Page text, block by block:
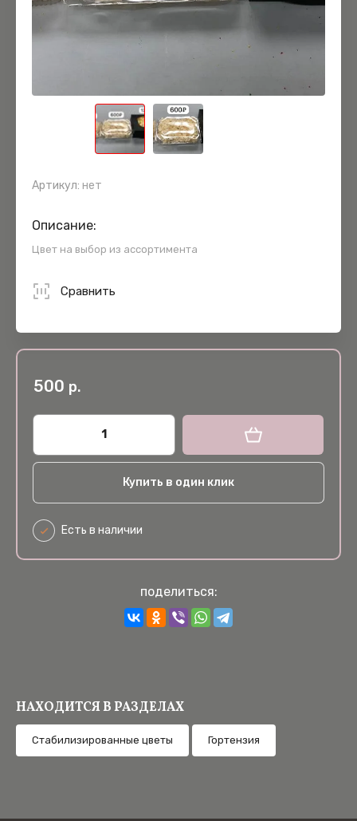
Артикул: нет
Описание:
Цвет на выбор из ассортимента
Сравнить
500 р.
Купить в один клик
Есть в наличии
поделиться:
НАХОДИТСЯ В РАЗДЕЛАХ
Cтабилизированные цветы Гортензия